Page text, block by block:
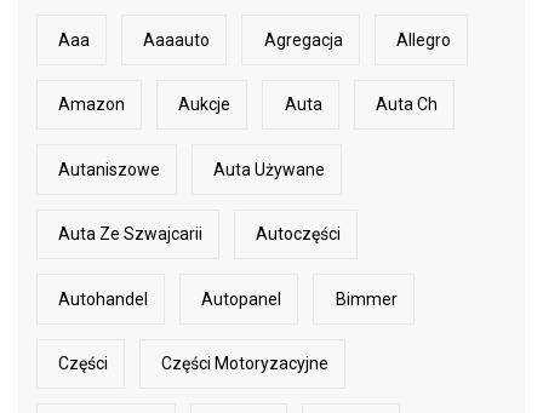
Aaa Aaaauto Agregacja Allegro
Amazon Aukcje Auta Auta Ch
Autaniszowe Auta Używane
Auta Ze Szwajcarii Autoczęści
Autohandel Autopanel Bimmer
Części Części Motoryzacyjne